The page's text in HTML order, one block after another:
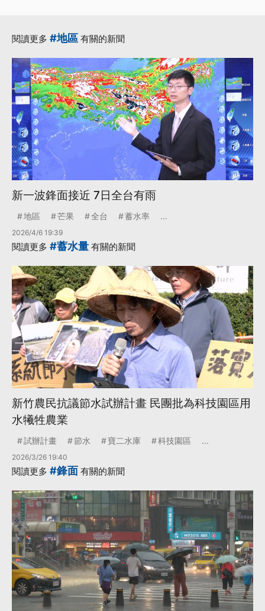
閱讀更多 #地區 有關的新聞
新一波鋒面接近 7日全台有雨
地區 芒果 全台 蓄水率 ...
2026/4/6 19:39
閱讀更多 #蓄水量 有關的新聞
新竹農民抗議節水試辦計畫 民團批為科技園區用
水犧牲農業
試辦計畫 節水 寶二水庫 科技園區 ...
2026/3/26 19:40
閱讀更多 #鋒面 有關的新聞